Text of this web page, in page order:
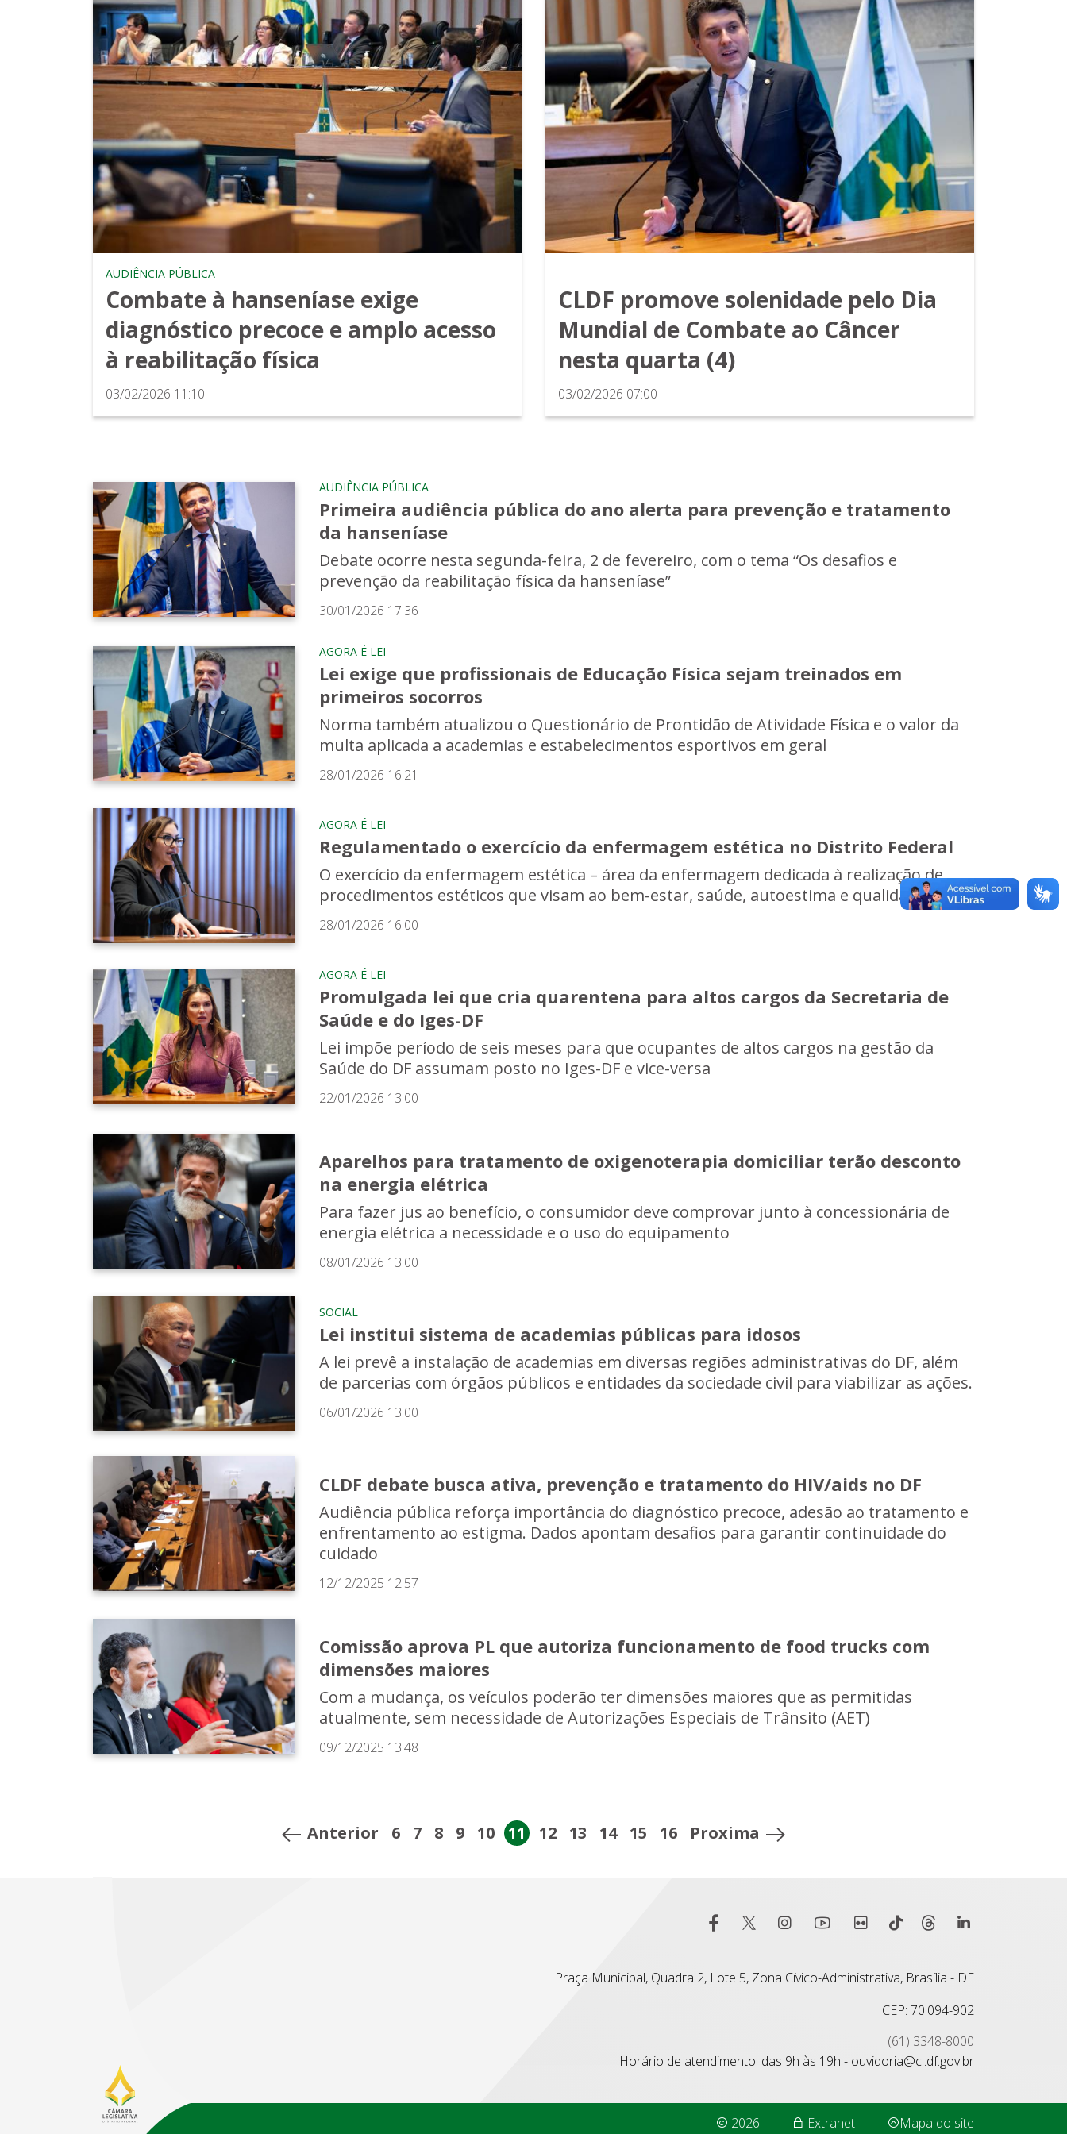
AUDIÊNCIA PÚBLICA
Combate à hanseníase exige
diagnóstico precoce e amplo acesso
à reabilitação física
03/02/2026 11:10
CLDF promove solenidade pelo Dia
Mundial de Combate ao Câncer
nesta quarta (4)
03/02/2026 07:00
AUDIÊNCIA PÚBLICA
Primeira audiência pública do ano alerta para prevenção e tratamento
da hanseníase
Debate ocorre nesta segunda-feira, 2 de fevereiro, com o tema “Os desafios e
prevenção da reabilitação física da hanseníase”
30/01/2026 17:36
AGORA É LEI
Lei exige que profissionais de Educação Física sejam treinados em
primeiros socorros
Norma também atualizou o Questionário de Prontidão de Atividade Física e o valor da
multa aplicada a academias e estabelecimentos esportivos em geral
28/01/2026 16:21
AGORA É LEI
Regulamentado o exercício da enfermagem estética no Distrito Federal
O exercício da enfermagem estética – área da enfermagem dedicada à realização de
procedimentos estéticos que visam ao bem-estar, saúde, autoestima e qualidade d...
28/01/2026 16:00
AGORA É LEI
Promulgada lei que cria quarentena para altos cargos da Secretaria de
Saúde e do Iges-DF
Lei impõe período de seis meses para que ocupantes de altos cargos na gestão da
Saúde do DF assumam posto no Iges-DF e vice-versa
22/01/2026 13:00
Aparelhos para tratamento de oxigenoterapia domiciliar terão desconto
na energia elétrica
Para fazer jus ao benefício, o consumidor deve comprovar junto à concessionária de
energia elétrica a necessidade e o uso do equipamento
08/01/2026 13:00
SOCIAL
Lei institui sistema de academias públicas para idosos
A lei prevê a instalação de academias em diversas regiões administrativas do DF, além
de parcerias com órgãos públicos e entidades da sociedade civil para viabilizar as ações.
06/01/2026 13:00
CLDF debate busca ativa, prevenção e tratamento do HIV/aids no DF
Audiência pública reforça importância do diagnóstico precoce, adesão ao tratamento e
enfrentamento ao estigma. Dados apontam desafios para garantir continuidade do
cuidado
12/12/2025 12:57
Comissão aprova PL que autoriza funcionamento de food trucks com
dimensões maiores
Com a mudança, os veículos poderão ter dimensões maiores que as permitidas
atualmente, sem necessidade de Autorizações Especiais de Trânsito (AET)
09/12/2025 13:48
Anterior 6 7 8 9 10 11 12 13 14 15 16 Proxima
Praça Municipal, Quadra 2, Lote 5, Zona Cívico-Administrativa, Brasília - DF
CEP: 70.094-902
(61) 3348-8000
Horário de atendimento: das 9h às 19h - ouvidoria@cl.df.gov.br
2026 Extranet Mapa do site